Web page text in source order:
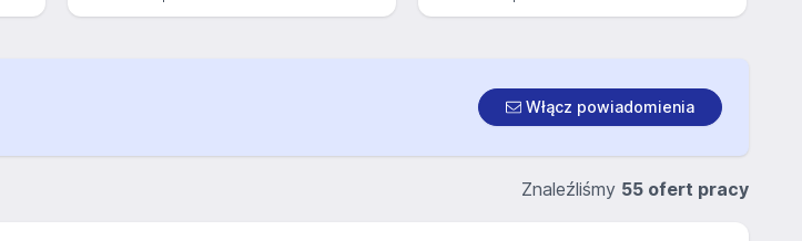
Włącz powiadomienia
Znaleźliśmy 55 ofert pracy